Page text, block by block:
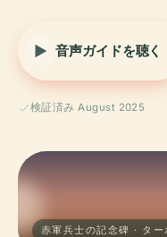
音声ガイドを聴く
検証済み August 2025
赤軍兵士の記念碑 · ター